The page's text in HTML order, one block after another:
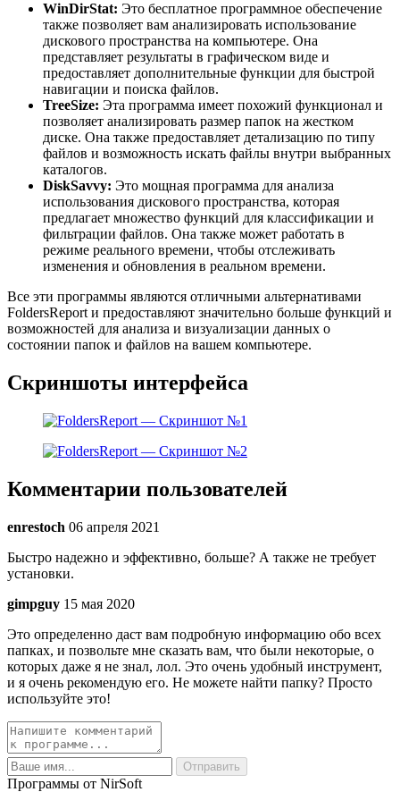
WinDirStat: Это бесплатное программное обеспечение
также позволяет вам анализировать использование
дискового пространства на компьютере. Она
представляет результаты в графическом виде и
предоставляет дополнительные функции для быстрой
навигации и поиска файлов.
TreeSize: Эта программа имеет похожий функционал и
позволяет анализировать размер папок на жестком
диске. Она также предоставляет детализацию по типу
файлов и возможность искать файлы внутри выбранных
каталогов.
DiskSavvy: Это мощная программа для анализа
использования дискового пространства, которая
предлагает множество функций для классификации и
фильтрации файлов. Она также может работать в
режиме реального времени, чтобы отслеживать
изменения и обновления в реальном времени.
Все эти программы являются отличными альтернативами
FoldersReport и предоставляют значительно больше функций и
возможностей для анализа и визуализации данных о
состоянии папок и файлов на вашем компьютере.
Скриншоты интерфейса
Комментарии пользователей
enrestoch 06 апреля 2021
Быстро надежно и эффективно, больше? А также не требует
установки.
gimpguy 15 мая 2020
Это определенно даст вам подробную информацию обо всех
папках, и позвольте мне сказать вам, что были некоторые, о
которых даже я не знал, лол. Это очень удобный инструмент,
и я очень рекомендую его. Не можете найти папку? Просто
используйте это!
Программы от NirSoft